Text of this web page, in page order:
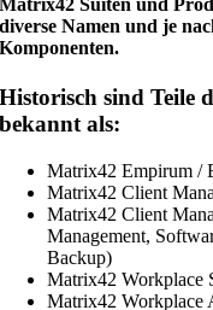
Matrix42 Suiten und
diverse Namen und je
Komponenten.
Historisch sind Teile
bekannt als:
Matrix42 Empirum /
Matrix42 Client
Matrix42 Client
Management,
Backup)
Matrix42 Workplace
Matrix42 Workplace